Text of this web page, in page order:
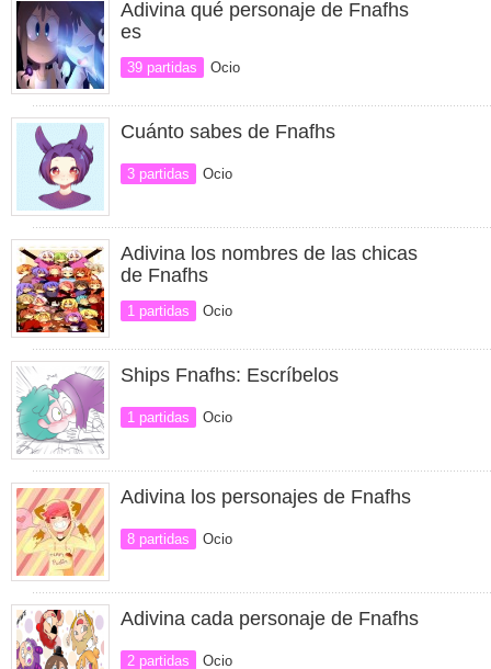
Adivina qué personaje de Fnafhs
es
39 partidas Ocio
Cuánto sabes de Fnafhs
3 partidas Ocio
Adivina los nombres de las chicas
de Fnafhs
1 partidas Ocio
Ships Fnafhs: Escríbelos
1 partidas Ocio
Adivina los personajes de Fnafhs
8 partidas Ocio
Adivina cada personaje de Fnafhs
2 partidas Ocio